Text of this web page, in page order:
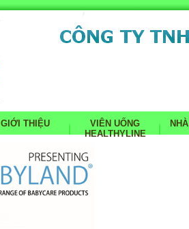
GIỚI THIỆU
VIÊN UỐNG
HEALTHYLINE